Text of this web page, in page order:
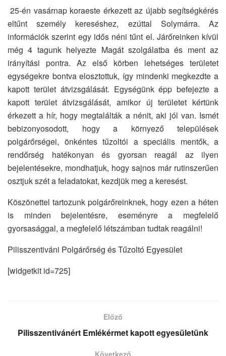
25-én vasárnap koraeste érkezett az újabb segítségkérés
eltűnt személy kereséshez, ezúttal Solymárra. Az
információk szerint egy idős néni tűnt el. Járőreinken kívül
még 4 tagunk helyezte Magát szolgálatba és ment az
irányítási pontra. Az első körben lehetséges területet
egységekre bontva elosztottuk, így mindenki megkezdte a
kapott terület átvizsgálását. Egységünk épp befejezte a
kapott terület átvizsgálását, amikor új területet kértünk
érkezett a hír, hogy megtalálták a nénit, aki jól van. Ismét
bebizonyosodott, hogy a környező települések
polgárőrségei, önkéntes tűzoltói a speciális mentők, a
rendőrség hatékonyan és gyorsan reagál az ilyen
bejelentésekre, mondhatjuk, hogy sajnos már rutinszerűen
osztjuk szét a feladatokat, kezdjük meg a keresést.
Köszönettel tartozunk polgárőreinknek, hogy ezen a héten
is minden bejelentésre, eseményre a megfelelő
gyorsasággal, a megfelelő létszámban tudtak reagálni!
Pilisszentiváni Polgárőrség és Tűzoltó Egyesület
[widgetkit id=725]
Előző
Pilisszentivánért Emlékérmet kapott egyesületünk
Következő